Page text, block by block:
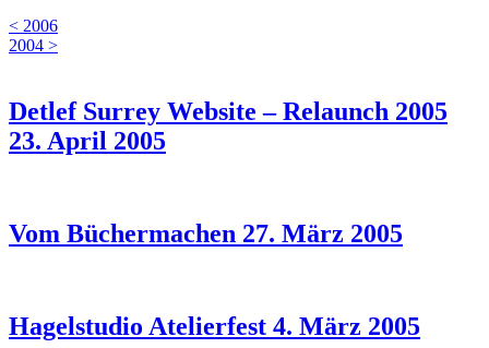
< 2006
2004 >
Detlef Surrey Website – Relaunch 2005
23. April 2005
Vom Büchermachen 27. März 2005
Hagelstudio Atelierfest 4. März 2005